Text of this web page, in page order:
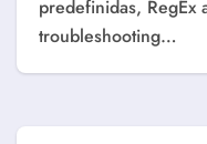
predefinidas, RegEx
troubleshooting…